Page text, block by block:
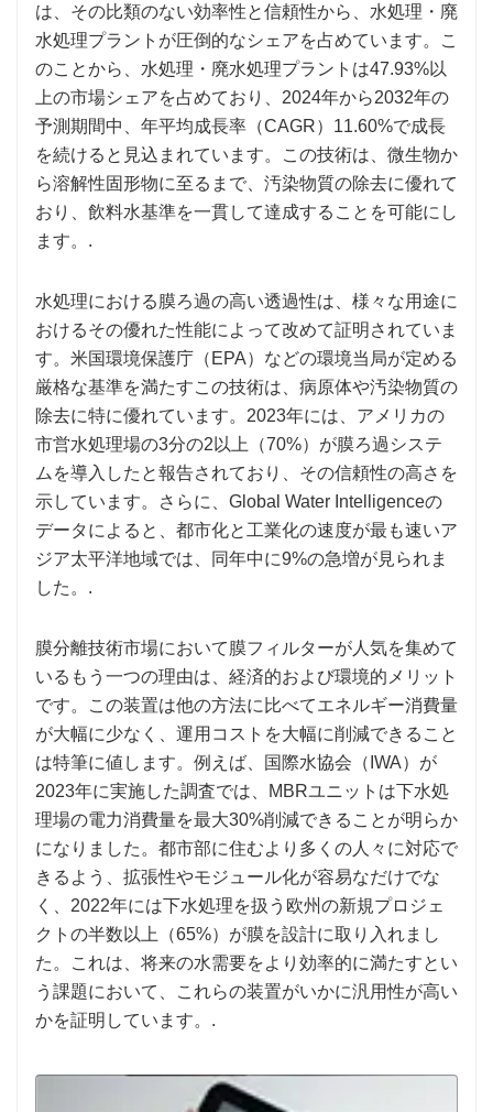
は、その比類のない効率性と信頼性から、水処理・廃
水処理プラントが圧倒的なシェアを占めています。こ
のことから、水処理・廃水処理プラントは47.93%以
上の市場シェアを占めており、2024年から2032年の
予測期間中、年平均成長率（CAGR）11.60%で成長
を続けると見込まれています。この技術は、微生物か
ら溶解性固形物に至るまで、汚染物質の除去に優れて
おり、飲料水基準を一貫して達成することを可能にし
ます。.
水処理における膜ろ過の高い透過性は、様々な用途に
おけるその優れた性能によって改めて証明されていま
す。米国環境保護庁（EPA）などの環境当局が定める
厳格な基準を満たすこの技術は、病原体や汚染物質の
除去に特に優れています。2023年には、アメリカの
市営水処理場の3分の2以上（70%）が膜ろ過システ
ムを導入したと報告されており、その信頼性の高さを
示しています。さらに、Global Water Intelligenceの
データによると、都市化と工業化の速度が最も速いア
ジア太平洋地域では、同年中に9%の急増が見られま
した。.
膜分離技術市場において膜フィルターが人気を集めて
いるもう一つの理由は、経済的および環境的メリット
です。この装置は他の方法に比べてエネルギー消費量
が大幅に少なく、運用コストを大幅に削減できること
は特筆に値します。例えば、国際水協会（IWA）が
2023年に実施した調査では、MBRユニットは下水処
理場の電力消費量を最大30%削減できることが明らか
になりました。都市部に住むより多くの人々に対応で
きるよう、拡張性やモジュール化が容易なだけでな
く、2022年には下水処理を扱う欧州の新規プロジェ
クトの半数以上（65%）が膜を設計に取り入れまし
た。これは、将来の水需要をより効率的に満たすとい
う課題において、これらの装置がいかに汎用性が高い
かを証明しています。.